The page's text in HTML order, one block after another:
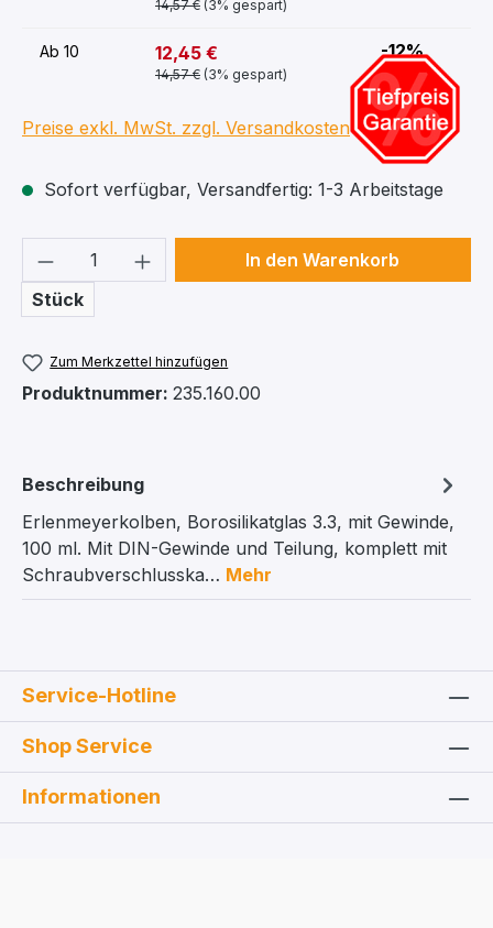
14,57 € (3% gespart)
Ab 10 12,45 €
14,57 € (3% gespart)
-12%
Preise exkl. MwSt. zzgl. Versandkosten
Sofort verfügbar, Versandfertig: 1-3 Arbeitstage
Produkt Anzahl: Gib den
Stück
In den Warenkorb
Zum Merkzettel hinzufügen
Produktnummer: 235.160.00
Beschreibung
Erlenmeyerkolben, Borosilikatglas 3.3, mit Gewinde,
100 ml. Mit DIN-Gewinde und Teilung, komplett mit
Schraubverschlusska… Mehr
Service-Hotline
Shop Service
Informationen